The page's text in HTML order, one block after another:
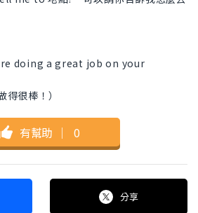
doing a great job on your
得很棒！）
有幫助 ｜ 0
分享